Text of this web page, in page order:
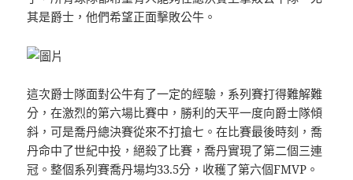
其是爵士，他們希望正面擊敗公牛。
這次爵士隊面對公牛有了一定的經驗，系列賽打得難解難
分，在激烈的第六場比賽中，勝利的天平一度向爵士隊傾
斜，可是喬丹總決賽從來不打搶七。在比賽最後時刻，喬
丹命中了世紀中投，絕殺了比賽，喬丹實現了第二個三連
冠。整個系列賽喬丹場均33.5分，收穫了第六個FMVP。